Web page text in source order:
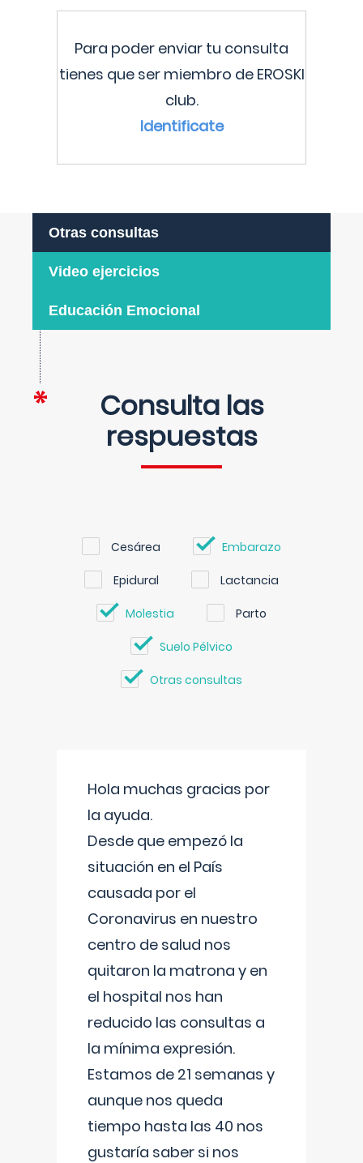
Para poder enviar tu consulta
tienes que ser miembro de EROSKI
club.
Identificate
Otras consultas
Video ejercicios
Educación Emocional
Consulta las
respuestas
Cesárea Embarazo
Epidural Lactancia
Molestia Parto
Suelo Pélvico
Otras consultas
Hola muchas gracias por
la ayuda.
Desde que empezó la
situación en el País
causada por el
Coronavirus en nuestro
centro de salud nos
quitaron la matrona y en
el hospital nos han
reducido las consultas a
la mínima expresión.
Estamos de 21 semanas y
aunque nos queda
tiempo hasta las 40 nos
gustaría saber si nos